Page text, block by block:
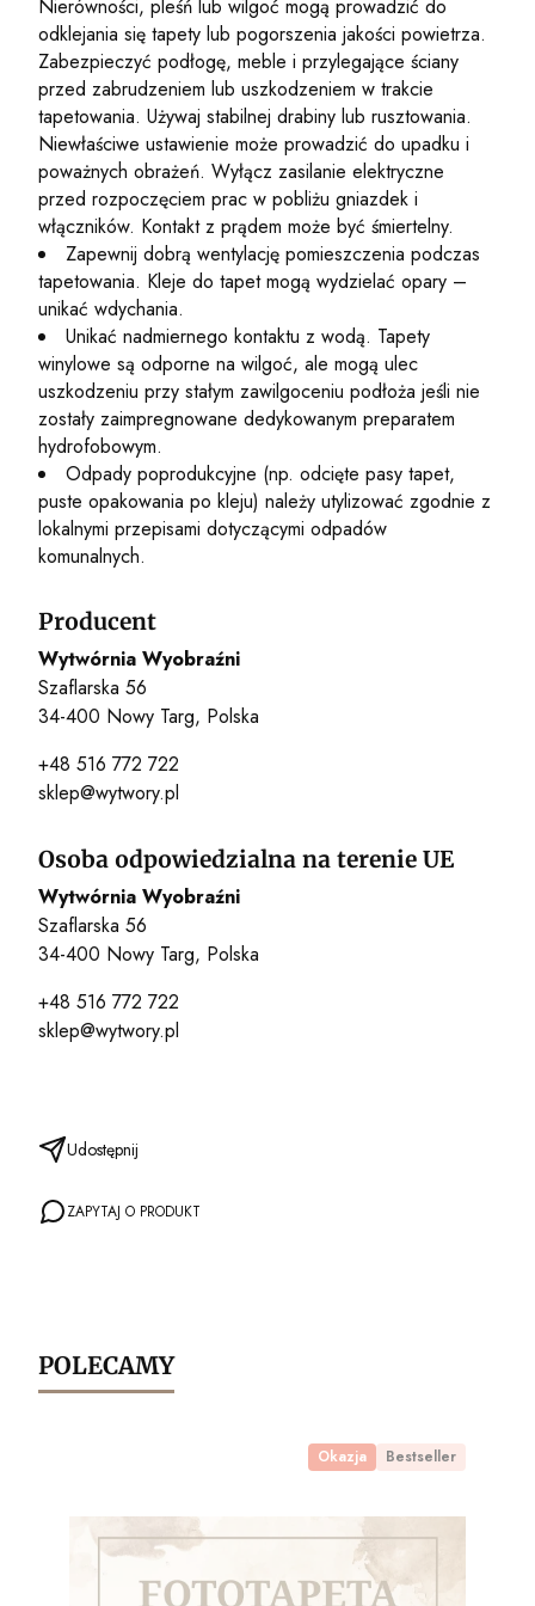
Nierówności, pleśń lub wilgoć mogą prowadzić do
odklejania się tapety lub pogorszenia jakości powietrza.
Zabezpieczyć podłogę, meble i przylegające ściany
przed zabrudzeniem lub uszkodzeniem w trakcie
tapetowania. Używaj stabilnej drabiny lub rusztowania.
Niewłaściwe ustawienie może prowadzić do upadku i
poważnych obrażeń. Wyłącz zasilanie elektryczne
przed rozpoczęciem prac w pobliżu gniazdek i
włączników. Kontakt z prądem może być śmiertelny.
Zapewnij dobrą wentylację pomieszczenia podczas
tapetowania. Kleje do tapet mogą wydzielać opary –
unikać wdychania.
Unikać nadmiernego kontaktu z wodą. Tapety
winylowe są odporne na wilgoć, ale mogą ulec
uszkodzeniu przy stałym zawilgoceniu podłoża jeśli nie
zostały zaimpregnowane dedykowanym preparatem
hydrofobowym.
Odpady poprodukcyjne (np. odcięte pasy tapet,
puste opakowania po kleju) należy utylizować zgodnie z
lokalnymi przepisami dotyczącymi odpadów
komunalnych.
Producent
Wytwórnia Wyobraźni
Szaflarska 56
34-400 Nowy Targ, Polska
+48 516 772 722
sklep@wytwory.pl
Osoba odpowiedzialna na terenie UE
Wytwórnia Wyobraźni
Szaflarska 56
34-400 Nowy Targ, Polska
+48 516 772 722
sklep@wytwory.pl
Udostępnij
ZAPYTAJ O PRODUKT
POLECAMY
Okazja Bestseller